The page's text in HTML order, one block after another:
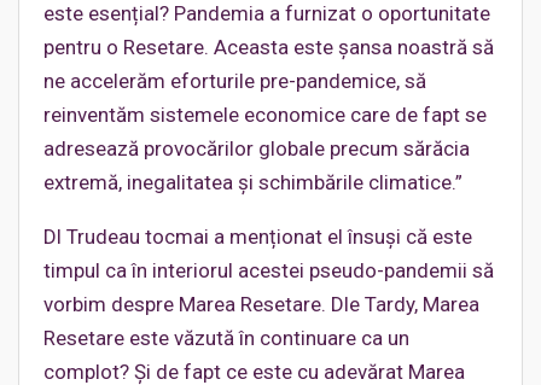
este esențial? Pandemia a furnizat o oportunitate
pentru o Resetare. Aceasta este șansa noastră să
ne accelerăm eforturile pre-pandemice, să
reinventăm sistemele economice care de fapt se
adresează provocărilor globale precum sărăcia
extremă, inegalitatea și schimbările climatice.”
Dl Trudeau tocmai a menționat el însuși că este
timpul ca în interiorul acestei pseudo-pandemii să
vorbim despre Marea Resetare. Dle Tardy, Marea
Resetare este văzută în continuare ca un
complot? Și de fapt ce este cu adevărat Marea